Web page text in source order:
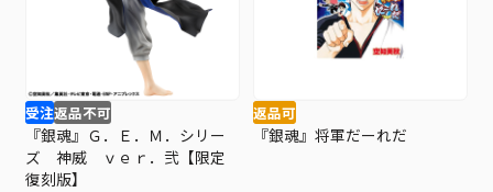
受注返品不可
『銀魂』Ｇ．Ｅ．Ｍ．シリー
ズ 神威 ｖｅｒ．弐【限定
復刻版】
返品可
『銀魂』将軍だーれだ